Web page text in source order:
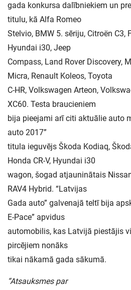
gada konkursa dalībniekiem un
titulu, kā Alfa Romeo
Stelvio, BMW 5. sēriju, Citroën C3,
Hyundai i30, Jeep
Compass, Land Rover Discovery,
Micra, Renault Koleos, Toyota
C-HR, Volkswagen Arteon,
XC60. Testa braucieniem
bija pieejami arī citi aktuālie auto
auto 2017”
titula ieguvējs Škoda Kodiaq,
Honda CR-V, Hyundai i30
wagon, šogad atjauninātais
RAV4 Hybrid. “Latvijas
Gada auto” galvenajā teltī bija
E-Pace” apvidus
automobilis, kas Latvijā piestājis
pircējiem nonāks
tikai nākamā gada sākumā.
“Atsauksmes par